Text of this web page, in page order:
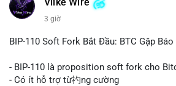
này có thể phản ánh ba kịch bản chính:
chuẩn bị thanh khoản bằng cách chuyển
để nắm giữ dài hạn, thể hiện niềm tin
tán rủi ro. Với mức giá 65K, khối lượng
gây sốc thanh khoản tức thời, nhưng vẫn
Vlike Wire
3 giờ
BIP-110 Soft Fork Bắt Đầu: BTC Gặp
- BIP-110 là proposition soft fork cho
- Có ít hỗ trợ từ礿ng cường